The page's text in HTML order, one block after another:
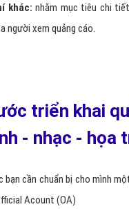
khác: nhắm mục tiêu chi
người xem quảng cáo.
triển khai
- nhạc - họa
bạn cần chuẩn bị cho mình
Acount (OA)